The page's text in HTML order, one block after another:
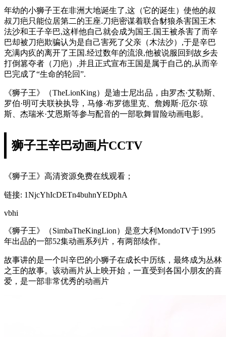
年幼的小狮子王在非洲大地诞生了,这（它的诞生）使他的叔
叔刀疤只能位居第二的王座.刀疤密谋着联合豺狼杀害国王木
法沙和王子辛巴,这样他自己就会成为国王.国王被杀害了而辛
巴却被刀疤欺骗认为是自己害死了父亲（木法沙）,于是辛巴
充满内疚的离开了王国.经过数年的流浪,他被说服回到故乡去
打倒篡夺者（刀疤）,并且正式宣布王国是属于自己的,从而辛
巴完成了“生命的轮回”.
《狮子王》（TheLionKing）是迪士尼出品，由罗杰·艾勒斯、
罗伯·明可夫联袂执导，马修·布罗德里克、詹姆斯·厄尔·琼
斯、杰瑞米·艾恩斯等参与配音的一部歌舞冒险动画电影。
狮子王辛巴动画片CCTV
《狮子王》高清资源免费在线观看；
链接: 1NjcYhIcDETn4buhnYEDphA
vbhi
《狮子王》（SimbaTheKingLion）是意大利MondoTV于1995
年出品的一部52集动画系列片，有两部续作。
故事讲的是一个叫辛巴的小狮子在成长中历练，最终成为丛林
之王的故事。该动画片从上映开始，一直受到各国小朋友的喜
爱，是一部非常优秀的动画片